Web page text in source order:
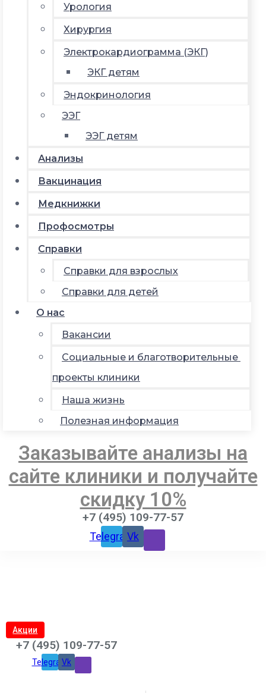
Урология
Хирургия
Электрокардиограмма (ЭКГ)
ЭКГ детям
Эндокринология
ЭЭГ
ЭЭГ детям
Анализы
Вакцинация
Медкнижки
Профосмотры
Справки
Справки для взрослых
Справки для детей
О нас
Вакансии
Социальные и благотворительные
проекты клиники
Наша жизнь
Полезная информация
Заказывайте анализы на
сайте клиники и получайте
скидку 10%
+7 (495) 109-77-57
TelegramVk
Акции
+7 (495) 109-77-57
TelegramVk